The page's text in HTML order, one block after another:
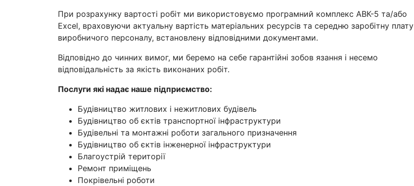
При розрахунку вартості робіт ми використовуємо програмний комплекс АВК-5 та/або
Excel, враховуючи актуальну вартість матеріальних ресурсів та середню заробітну плату
виробничого персоналу, встановлену відповідними документами.
Відповідно до чинних вимог, ми беремо на себе гарантійні зобов язання і несемо
відповідальність за якість виконаних робіт.
Послуги які надає наше підприємство:
Будівництво житлових і нежитлових будівель
Будівництво об єктів транспортної інфраструктури
Будівельні та монтажні роботи загального призначення
Будівництво об єктів інженерної інфраструктури
Благоустрій території
Ремонт приміщень
Покрівельні роботи